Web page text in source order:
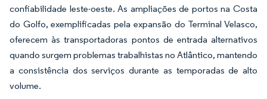
confiabilidade leste-oeste. As ampliações de portos na Costa
do Golfo, exemplificadas pela expansão do Terminal Velasco,
oferecem às transportadoras pontos de entrada alternativos
quando surgem problemas trabalhistas no Atlântico, mantendo
a consistência dos serviços durante as temporadas de alto
volume.